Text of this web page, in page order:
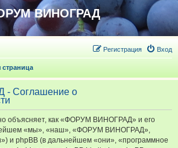
ВИНОГРАД
Вход
Регистрация
страница
Соглашение о
объясняет, как «ФОРУМ ВИНОГРАД» и его
«мы», «наш», «ФОРУМ ВИНОГРАД»,
и phpBB (в дальнейшем «они», «программное